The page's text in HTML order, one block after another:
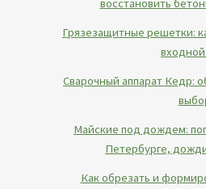
восстановить
Грязезащитные решетки:
Сварочный аппарат Кедр:
Майские под дождем:
Петербурге,
Как обрезать и